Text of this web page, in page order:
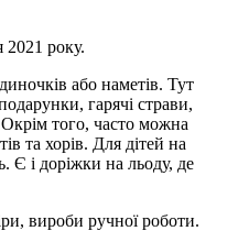
2021 року.
або наметів. Тут
гарячі страви,
того, часто можна
та хорів. Для дітей на
Є і доріжки на льоду, де
вироби ручної роботи.